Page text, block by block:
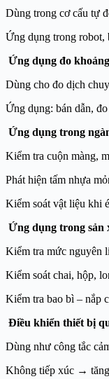
Dùng trong cơ cấu tự
Ứng dụng trong robot,
Ứng dụng đo
Dùng cho đo dịch
Ứng dụng: bán dẫn,
Ứng dụng trong
Kiểm tra cuộn màng,
Phát hiện tấm nhựa
Kiểm soát vật liệu khi
Ứng dụng trong sản
Kiểm tra mức nguyên
Kiểm soát chai, hộp,
Kiểm tra bao bì – nắp
Điều khiển thiết bị
Dùng như công tắc
Không tiếp xúc →